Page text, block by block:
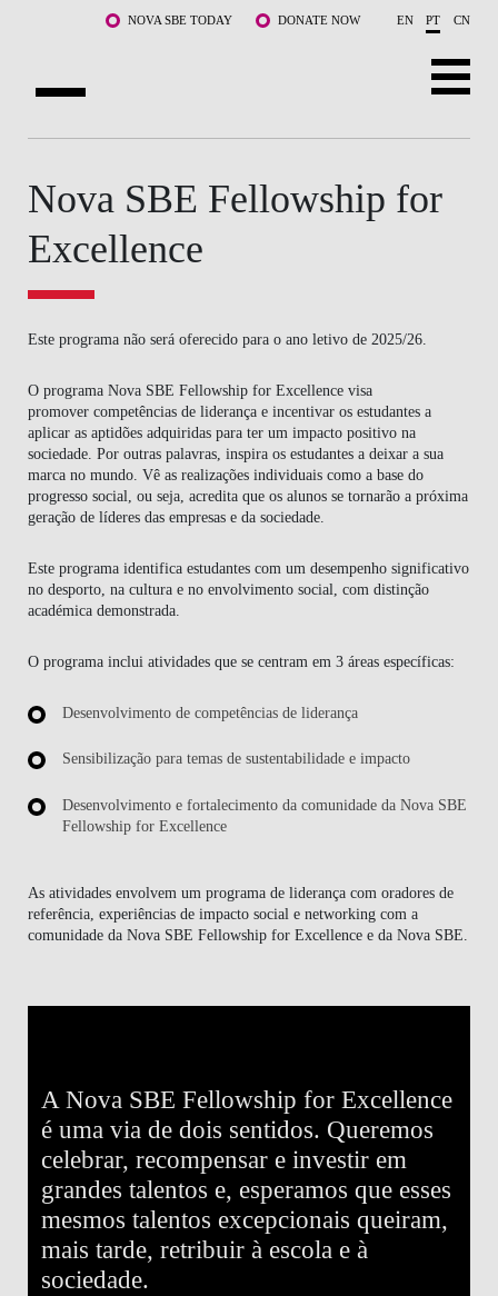
Saltar para o conteúdo principalNOVA SBE TODAY DONATE NOW EN PT CN
CURSOS
DOCENTES E INVESTIGAÇÃO
COMUNIDADE
WHAT'S HAPPENING
Nova SBE Fellowship for
Excellence
Este programa não será oferecido para o ano letivo de 2025/26.
O programa Nova SBE Fellowship for Excellence visa
promover competências de liderança e incentivar os estudantes a
aplicar as aptidões adquiridas para ter um impacto positivo na
sociedade. Por outras palavras, inspira os estudantes a deixar a sua
marca no mundo. Vê as realizações individuais como a base do
progresso social, ou seja, acredita que os alunos se tornarão a próxima
geração de líderes das empresas e da sociedade.
Este programa identifica estudantes com um desempenho significativo
no desporto, na cultura e no envolvimento social, com distinção
académica demonstrada.
O programa inclui atividades que se centram em 3 áreas específicas:
Desenvolvimento de competências de liderança
Sensibilização para temas de sustentabilidade e impacto
Desenvolvimento e fortalecimento da comunidade da Nova SBE
Fellowship for Excellence
As atividades envolvem um programa de liderança com oradores de
referência, experiências de impacto social e networking com a
comunidade da Nova SBE Fellowship for Excellence e da Nova SBE.
A Nova SBE Fellowship for Excellence
é uma via de dois sentidos. Queremos
celebrar, recompensar e investir em
grandes talentos e, esperamos que esses
mesmos talentos excepcionais queiram,
mais tarde, retribuir à escola e à
sociedade.